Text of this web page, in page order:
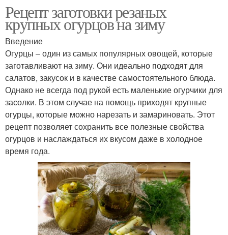
Рецепт заготовки резаных
крупных огурцов на зиму
Введение
Огурцы – один из самых популярных овощей, которые
заготавливают на зиму. Они идеально подходят для
салатов, закусок и в качестве самостоятельного блюда.
Однако не всегда под рукой есть маленькие огурчики для
засолки. В этом случае на помощь приходят крупные
огурцы, которые можно нарезать и замариновать. Этот
рецепт позволяет сохранить все полезные свойства
огурцов и наслаждаться их вкусом даже в холодное
время года.